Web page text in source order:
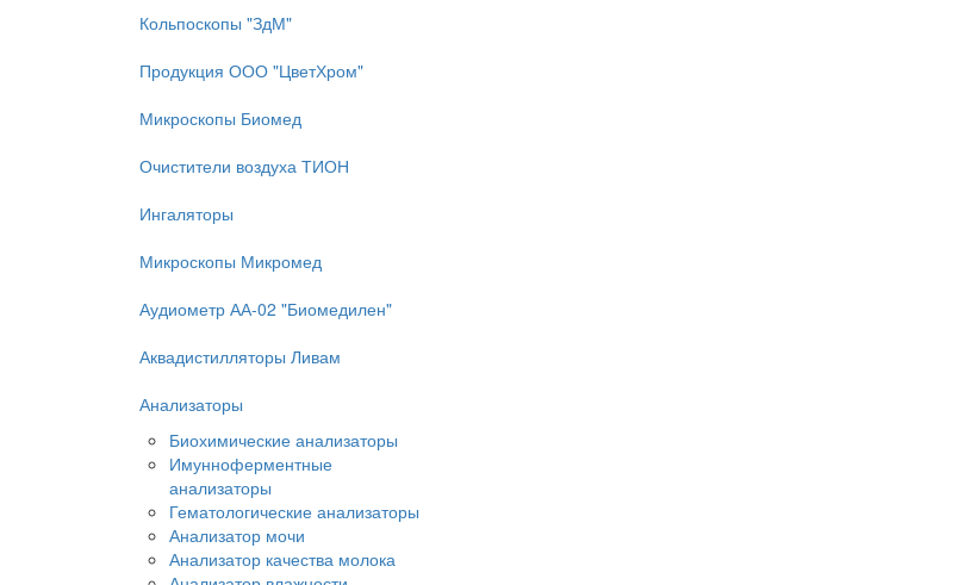
Кольпоскопы "ЗдМ"
Продукция ООО "ЦветХром"
Микроскопы Биомед
Очистители воздуха ТИОН
Ингаляторы
Микроскопы Микромед
Аудиометр АА-02 "Биомедилен"
Аквадистилляторы Ливам
Анализаторы
Биохимические анализаторы
Имунноферментные
анализаторы
Гематологические анализаторы
Анализатор мочи
Анализатор качества молока